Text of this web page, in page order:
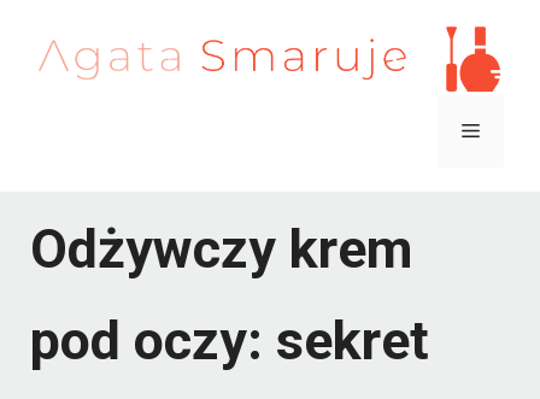
Menu
Odżywczy krem
pod oczy: sekret